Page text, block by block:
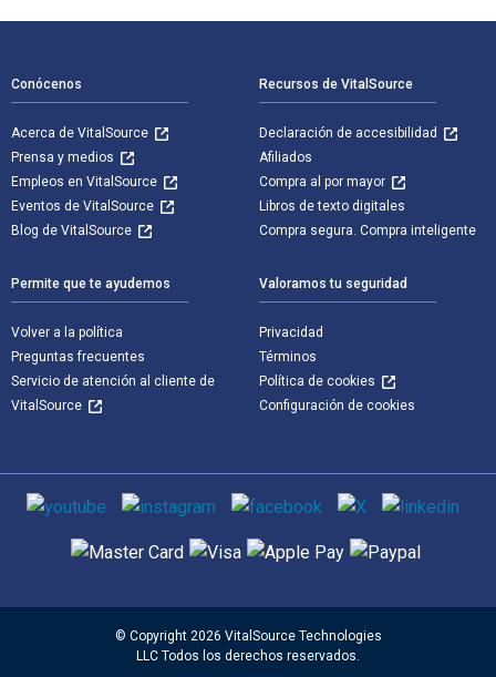
Conócenos
Acerca de VitalSource
Prensa y medios
Empleos en VitalSource
Eventos de VitalSource
Blog de VitalSource
Recursos de VitalSource
Declaración de accesibilidad
Afiliados
Compra al por mayor
Libros de texto digitales
Compra segura. Compra inteligente
Permite que te ayudemos
Volver a la política
Preguntas frecuentes
Servicio de atención al cliente de
VitalSource
Valoramos tu seguridad
Privacidad
Términos
Política de cookies
Configuración de cookies
Medios de comunicación social
Métodos de pago admitidos
© Copyright 2026 VitalSource Technologies
LLC Todos los derechos reservados.